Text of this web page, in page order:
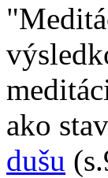
ako
dušu